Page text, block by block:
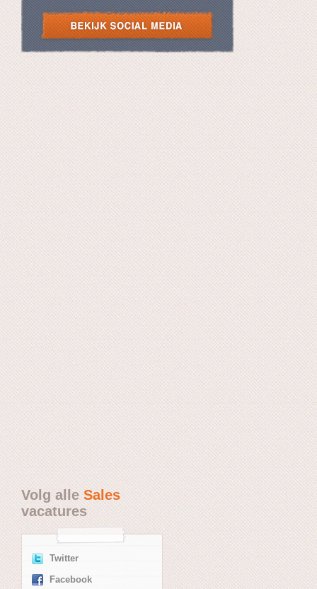
Volg alleSales
vacatures
Twitter
Facebook